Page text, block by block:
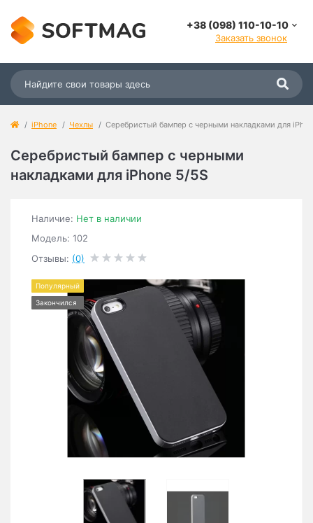
+38 (098) 110-10-10
Заказать звонок
iPhone Чехлы Серебристый бампер с черными накладками для
Серебристый бампер с черными
накладками для iPhone 5/5S
Наличие: Нет в наличии
Модель: 102
Отзывы: (0)
Популярный
Закончился